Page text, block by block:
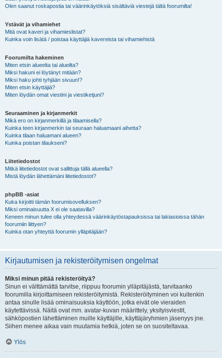
Olen saanut roskapostia tai väärinkäytöksiä sisältäviä viestejä tältä foorumilta!
Ystävät ja vihamiehet
Mitä ovat kaveri ja vihamieslistat?
Kuinka voin lisätä / poistaa käyttäjiä kavereista tai vihamiehistä
Foorumilta hakeminen
Miten etsin alueelta tai alueilta?
Miksi hakuni ei löytänyt mitään?
Miksi haku johti tyhjään sivuun!?
Miten etsin käyttäjiä?
Miten löydän omat viestini ja viestiketjuni?
Seuraaminen ja kirjanmerkit
Mikä ero on kirjanmerkillä ja tilaamisella?
Kuinka teen kirjanmerkin tai seuraan haluamaani aihetta?
Kuinka tilaan haluamani alueen?
Kuinka poistan tilaukseni?
Liitetiedostot
Mitkä liitetiedostot ovat sallittuja tällä alueella?
Mistä löydän lähettämäni liitetiedostot?
phpBB -asiat
Kuka kirjoitti tämän foorumisovelluksen?
Miksi ominaisuutta X ei ole saatavilla?
Keneen minun tulee olla yhteydessä väärinkäytöstapauksissa tai lakiasioissa tähän
foorumiin liittyen?
Kuinka otan yhteyttä foorumin ylläpitäjään?
Kirjautumisen ja rekisteröitymisen ongelmat
Miksi minun pitää rekisteröityä?
Sinun ei välttämättä tarvitse, riippuu foorumin ylläpitäjästä, tarvitaanko
foorumilla kirjoittamiseen rekisteröitymistä. Rekisteröityminen voi kuitenkin
antaa sinulle lisää ominaisuuksia käyttöön, jotka eivät ole vieraiden
käytettävissä. Näitä ovat mm. avatar-kuvan määrittely, yksityisviestit,
sähköpostien lähettäminen muille käyttäjille, käyttäjäryhmien jäsenyys jne.
Siihen menee aikaa vain muutamia hetkiä, joten se on suositeltavaa.
Ylös